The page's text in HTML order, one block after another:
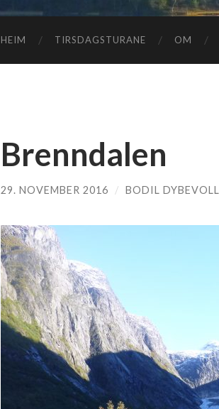
HEIM TIRSDAGSTURANE OM
Brenndalen
29. NOVEMBER 2016 / BODIL DYBEVOLL